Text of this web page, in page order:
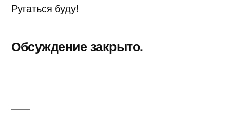
Ругаться буду!
Обсуждение закрыто.